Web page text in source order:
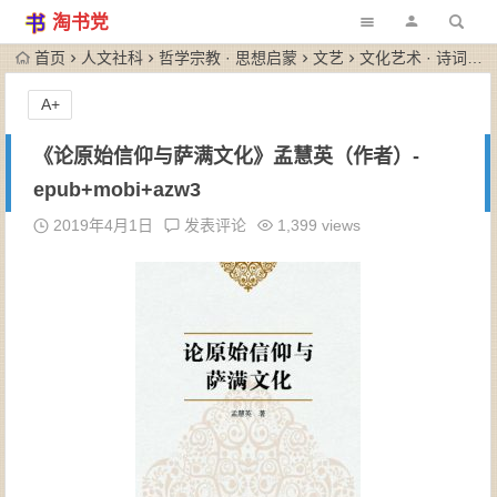
淘书党
首页 人文社科 哲学宗教 · 思想启蒙 文艺 文化艺术 · 诗词歌赋
《论原始信仰与萨满文化》孟慧英（作者）-
epub+mobi+azw3
2019年4月1日 发表评论 1,399 views
A+